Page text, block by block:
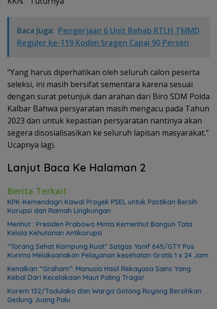
Baca Juga: Pengerjaan 6 Unit Rehab RTLH TMMD
Reguler ke-119 Kodim Sragen Capai 90 Persen
“Yang harus diperhatikan oleh seluruh calon peserta
seleksi, ini masih bersifat sementara karena sesuai
dengan surat petunjuk dan arahan dari Biro SDM Polda
Kalbar Bahwa persyaratan masih mengacu pada Tahun
2023 dan untuk kepastian persyaratan nantinya akan
segera disosialisasikan ke seluruh lapisan masyarakat.”
Ucapnya lagi.
Lanjut Baca Ke Halaman 2
Berita Terkait
KPK-Kemendagri Kawal Proyek PSEL untuk Pastikan Bersih
Korupsi dan Ramah Lingkungan
Menhut : Presiden Prabowo Minta Kemenhut Bangun Tata
Kelola Kehutanan Antikorupsi
“Torang Sehat Kampung Kuat” Satgas Yonif 645/GTY Pos
Kurima Melaksanakan Pelayanan kesehatan Gratis 1 x 24 Jam
Kenalkan “Graham”: Manusia Hasil Rekayasa Sains Yang
Kebal Dari Kecelakaan Maut Paling Tragis!
Korem 132/Tadulako dan Warga Gotong Royong Bersihkan
Gedung Juang Palu